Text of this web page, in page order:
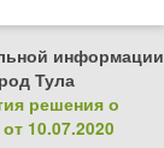
информации
Тула
решения о
10.07.2020